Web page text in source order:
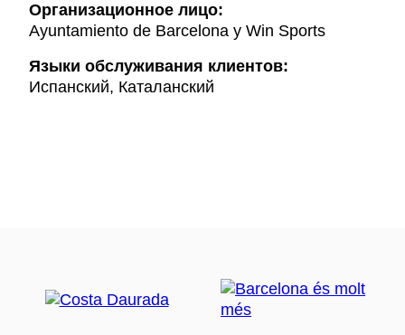
Организационное лицо:
Ayuntamiento de Barcelona y Win Sports
Языки обслуживания клиентов:
Испанский, Каталанский